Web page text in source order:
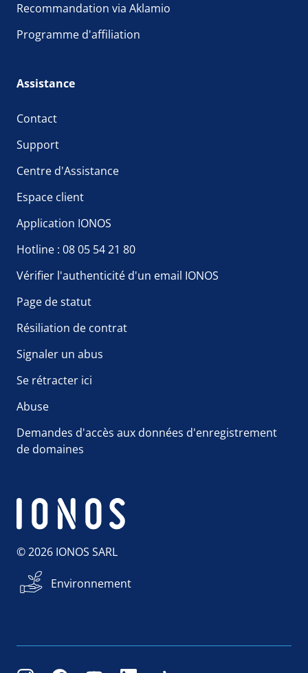
Recommandation via Aklamio
Programme d'affiliation
Assistance
Contact
Support
Centre d'Assistance
Espace client
Application IONOS
Hotline : 08 05 54 21 80
Vérifier l'authenticité d'un email IONOS
Page de statut
Résiliation de contrat
Signaler un abus
Se rétracter ici
Abuse
Demandes d'accès aux données d'enregistrement
de domaines
© 2026 IONOS SARL
Environnement